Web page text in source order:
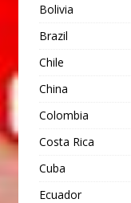
Bolivia
Brazil
Chile
China
Colombia
Costa Rica
Cuba
Ecuador